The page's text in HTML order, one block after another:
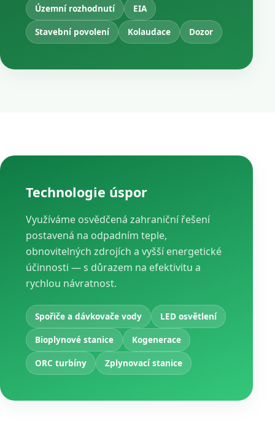
Územní rozhodnutí
EIA
Stavební povolení
Kolaudace Dozor
Technologie úspor
Využíváme osvědčená zahraniční řešení
postavená na odpadním teple,
obnovitelných zdrojích a vyšší energetické
účinnosti — s důrazem na efektivitu a
rychlou návratnost.
Spořiče a dávkovače vody
LED osvětlení
Bioplynové stanice
Kogenerace
ORC turbíny
Zplynovací stanice